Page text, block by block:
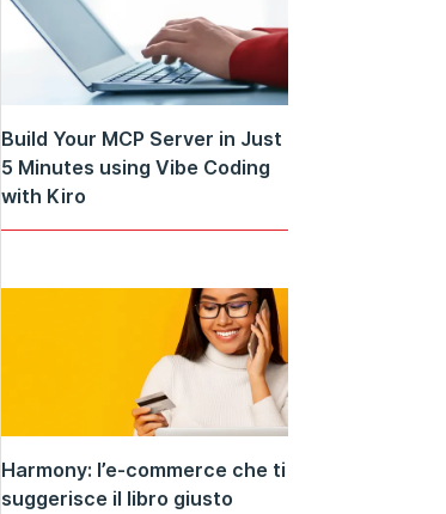
Build Your MCP Server in Just
5 Minutes using Vibe Coding
with Kiro
Harmony: l’e-commerce che ti
suggerisce il libro giusto